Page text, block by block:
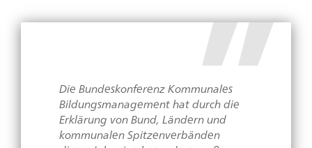
Die Bundeskonferenz Kommunales
Bildungsmanagement hat durch die
Erklärung von Bund, Ländern und
kommunalen Spitzenverbänden